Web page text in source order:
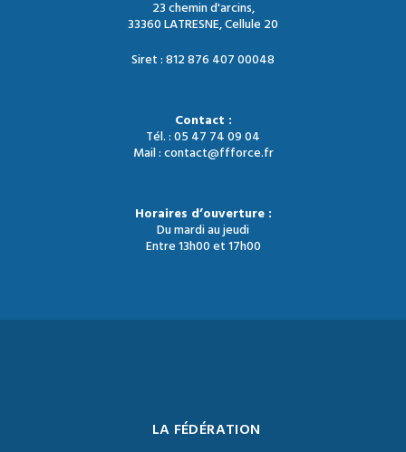
23 chemin d'arcins,
33360 LATRESNE, Cellule 20
Siret : 812 876 407 00048
Contact :
Tél. : 05 47 74 09 04
Mail : contact@ffforce.fr
Horaires d’ouverture :
Du mardi au jeudi
Entre 13h00 et 17h00
LA FÉDÉRATION